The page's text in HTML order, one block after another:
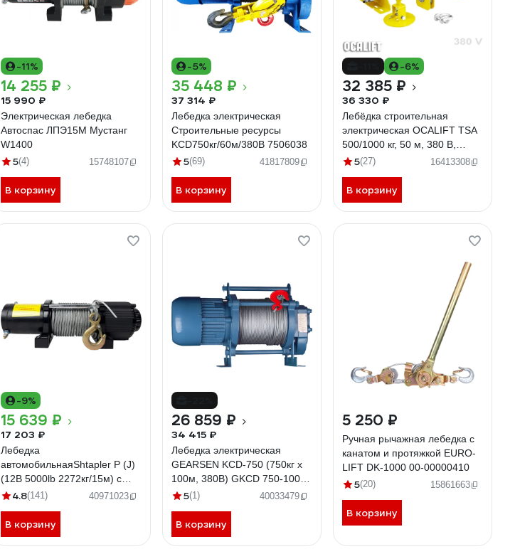
-11%
14 255 ₽
15 990 ₽
Электрическая лебедка
Автоспас ЛПЭ15М Мустанг
W1400
5(4) 15748107
В корзину
-5%
35 448 ₽
37 314 ₽
Лебедка электрическая
Строительные ресурсы
KCD750кг/60м/380В 7506038
5(69) 41817809
В корзину
-6%
32 385 ₽
36 330 ₽
Лебёдка строительная
электрическая OCALIFT TSA
500/1000 кг, 50 м, 380 В,
алюминиевый корпус
5(27) 16413308
В корзину
-9%
15 639 ₽
17 203 ₽
Лебедка
автомобильнаяShtapler P (J)
(12В 5000lb 2272кг/15м) с
беспроводным пультом
4.8(141) 40971023
В корзину
26 859 ₽
34 415 ₽
Лебедка электрическая
GEARSEN KCD-750 (750кг х
100м, 380В) GKCD 750-100-
380
5(1) 40033479
В корзину
5 250 ₽
Ручная рычажная лебедка с
канатом и протяжкой EURO-
LIFT DK-1000 00-00000410
5(20) 15861663
В корзину